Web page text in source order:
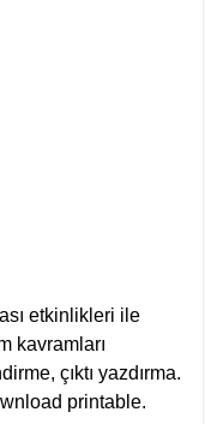
etkinlikleri ile
kavramları
çıktı yazdırma.
printable.